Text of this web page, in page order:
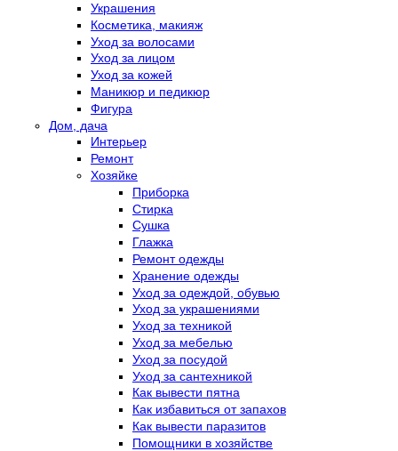
Украшения
Косметика, макияж
Уход за волосами
Уход за лицом
Уход за кожей
Маникюр и педикюр
Фигура
Дом, дача
Интерьер
Ремонт
Хозяйке
Приборка
Стирка
Сушка
Глажка
Ремонт одежды
Хранение одежды
Уход за одеждой, обувью
Уход за украшениями
Уход за техникой
Уход за мебелью
Уход за посудой
Уход за сантехникой
Как вывести пятна
Как избавиться от запахов
Как вывести паразитов
Помощники в хозяйстве